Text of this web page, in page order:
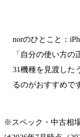
norのひとこと：
「自分の使い方の
31機種を見渡した
るのがおすすめで
※スペック・中古相